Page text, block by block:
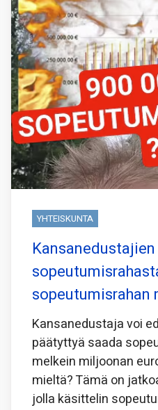
YHTEISKUNTA
Kansanedustajien
sopeutumisrahan
Kansanedustaja voi
päätyttyä saada
melkein miljoonan
mieltä? Tämä on
jolla käsittelin